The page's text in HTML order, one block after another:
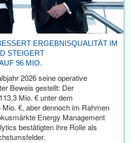
ERGEBNISQUALITÄT IM
STEIGERT
96 MIO.
2026 seine operative
Beweis gestellt: Der
Mio. € unter dem
€, aber dennoch im Rahmen
Energy Management
bestätigten ihre Rolle als